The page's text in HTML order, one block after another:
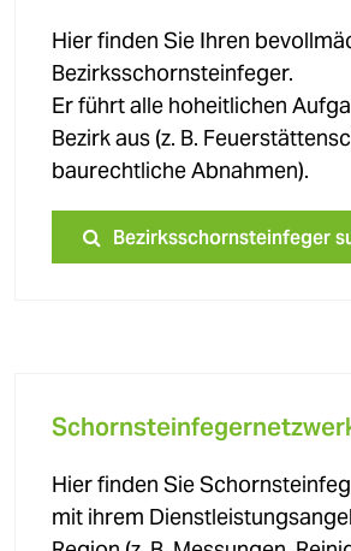
Hier finden Sie Ihren
Bezirksschornsteinfeger.
Er führt alle hoheitlichen
Bezirk aus (z. B.
baurechtliche Abnahmen).
Bezirksschornsteinfeger
Hier finden Sie
mit ihrem